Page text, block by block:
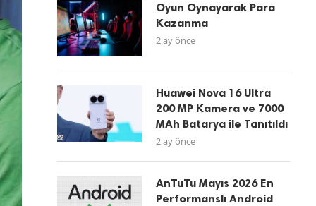
Oyun Oynayarak Para
Kazanma
2 ay önce
Huawei Nova 16 Ultra
200 MP Kamera ve 7000
MAh Batarya ile Tanıtıldı
2 ay önce
AnTuTu Mayıs 2026 En
Performanslı Android